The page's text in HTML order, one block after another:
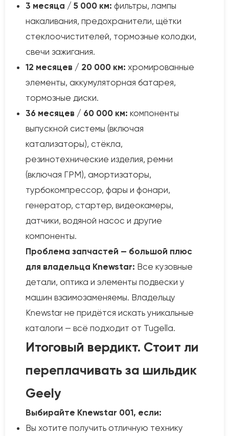
3 месяца / 5 000 км: фильтры, лампы
накаливания, предохранители, щётки
стеклоочистителей, тормозные колодки,
свечи зажигания.
12 месяцев / 20 000 км: хромированные
элементы, аккумуляторная батарея,
тормозные диски.
36 месяцев / 60 000 км: компоненты
выпускной системы (включая
катализаторы), стёкла,
резинотехнические изделия, ремни
(включая ГРМ), амортизаторы,
турбокомпрессор, фары и фонари,
генератор, стартер, видеокамеры,
датчики, водяной насос и другие
компоненты.
Проблема запчастей — большой плюс
для владельца Knewstar: Все кузовные
детали, оптика и элементы подвески у
машин взаимозаменяемы. Владельцу
Knewstar не придётся искать уникальные
каталоги — всё подходит от Tugella.
Итоговый вердикт. Стоит ли
переплачивать за шильдик
Geely
Выбирайте Knewstar 001, если:
Вы хотите получить отличную технику